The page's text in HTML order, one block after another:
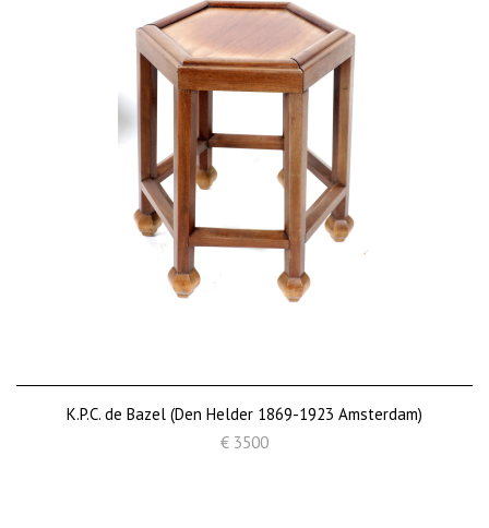
K.P.C. de Bazel (Den Helder 1869-1923 Amsterdam)
€ 3500